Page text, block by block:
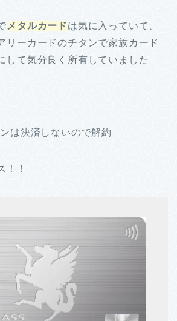
メタルカードは気に入っていて、
リーカードのチタンで家族カード
して気分良く所有していました
は決済しないので解約
！！